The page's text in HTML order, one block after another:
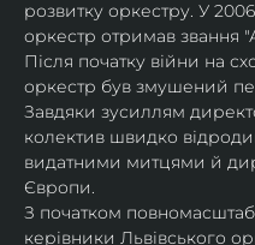
розвитку оркестру. У
оркестр отримав звання
Після початку війни на
оркестр був змушений
Завдяки зусиллям
колектив швидко
видатними митцями й
Європи.
З початком
керівники Львівського